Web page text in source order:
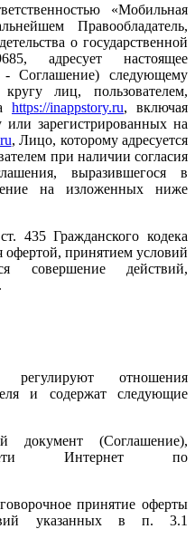
«Мобильная
Правообладатель,
о государственной
адресует настоящее
Соглашение) следующему
лиц, пользователем,
https://inappstory.ru, включая
или зарегистрированных на
, Лицо, которому адресуется
при наличии согласия
выразившегося в
на изложенных ниже
435 Гражданского кодека
офертой, принятием условий
совершение действий,
отношения
и содержат следующие
(Соглашение),
Интернет по
принятие оферты
указанных в п. 3.1